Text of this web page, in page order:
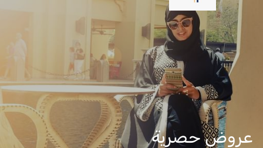
عروض حصرية